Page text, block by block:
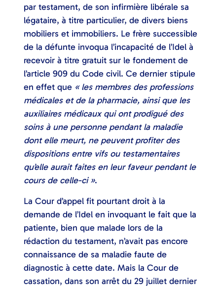
par testament, de son infirmière libérale sa
légataire, à titre particulier, de divers biens
mobiliers et immobiliers. Le frère successible
de la défunte invoqua l’incapacité de l’Idel à
recevoir à titre gratuit sur le fondement de
l’article 909 du Code civil. Ce dernier stipule
en effet que « les membres des professions
médicales et de la pharmacie, ainsi que les
auxiliaires médicaux qui ont prodigué des
soins à une personne pendant la maladie
dont elle meurt, ne peuvent profiter des
dispositions entre vifs ou testamentaires
qu’elle aurait faites en leur faveur pendant le
cours de celle-ci ».
La Cour d’appel fit pourtant droit à la
demande de l’Idel en invoquant le fait que la
patiente, bien que malade lors de la
rédaction du testament, n’avait pas encore
connaissance de sa maladie faute de
diagnostic à cette date. Mais la Cour de
cassation, dans son arrêt du 29 juillet dernier